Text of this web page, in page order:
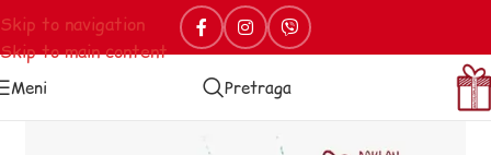
Skip to navigation
Skip to main content
Meni Pretraga